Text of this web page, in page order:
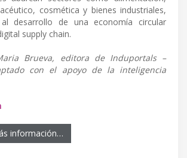
cosmética y bienes industriales,
al desarrollo de una economía circular
supply chain.
Brueva, editora de Induportals –
con el apoyo de la inteligencia
información…